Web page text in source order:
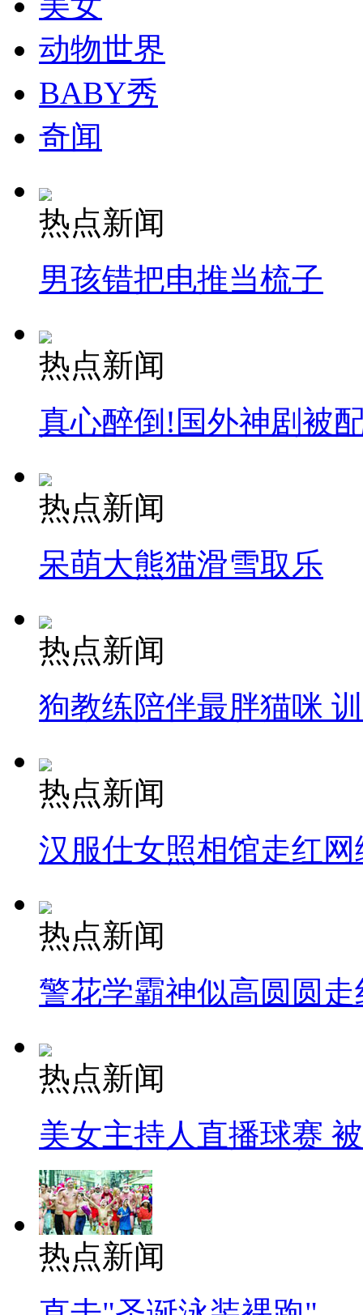
动物世界
BABY秀
奇闻
热点新闻
男孩错把电推当梳子
热点新闻
真心醉倒!国外神剧被
热点新闻
呆萌大熊猫滑雪取乐
热点新闻
狗教练陪伴最胖猫咪
热点新闻
汉服仕女照相馆走红网
热点新闻
警花学霸神似高圆圆走
热点新闻
美女主持人直播球赛
热点新闻